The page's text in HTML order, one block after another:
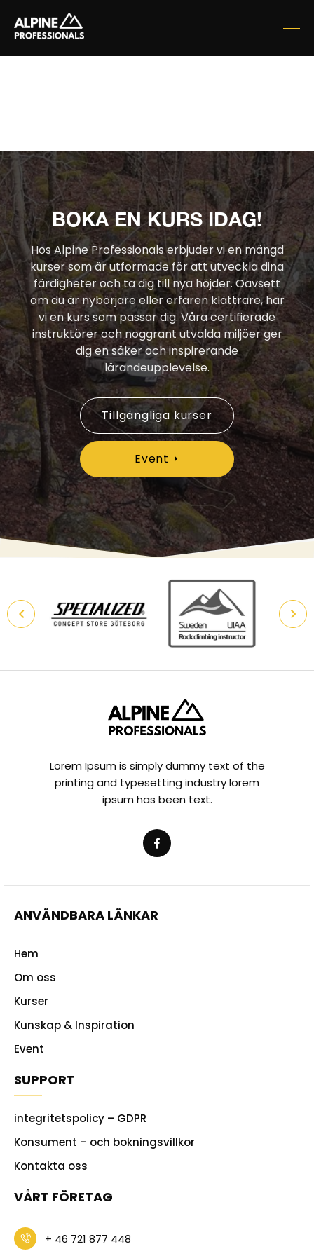
BOKA EN KURS IDAG!
Hos Alpine Professionals erbjuder vi en mängd
kurser som är utformade för att utveckla dina
färdigheter och ta dig till nya höjder. Oavsett
om du är nybörjare eller erfaren klättrare, har
vi en kurs som passar dig. Våra certifierade
instruktörer och noggrant utvalda miljöer ger
dig en säker och inspirerande
lärandeupplevelse.
Tillgängliga kurser
Event
Lorem Ipsum is simply dummy text of the
printing and typesetting industry lorem
ipsum has been text.
ANVÄNDBARA LÄNKAR
Hem
Om oss
Kurser
Kunskap & Inspiration
Event
SUPPORT
integritetspolicy – GDPR
Konsument – och bokningsvillkor
Kontakta oss
VÅRT FÖRETAG
+ 46 721 877 448